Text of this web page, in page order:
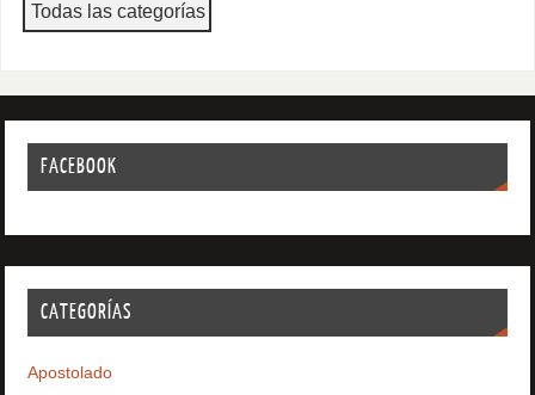
Todas las categorías
FACEBOOK
CATEGORÍAS
Apostolado